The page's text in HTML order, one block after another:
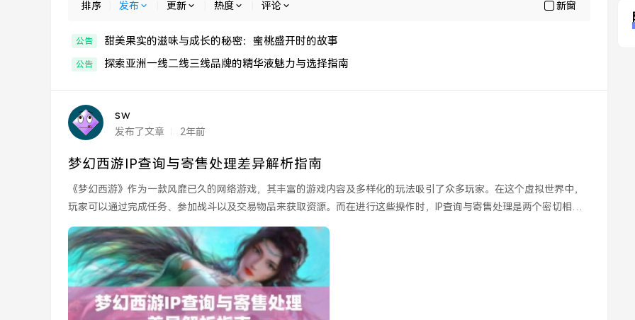
排序 发布 更新 热度 评论 新窗
公告 甜美果实的滋味与成长的秘密：蜜桃盛开时的故事
公告 探索亚洲一线二线三线品牌的精华液魅力与选择指南
sw
发布了文章 2年前
梦幻西游IP查询与寄售处理差异解析指南
《梦幻西游》作为一款风靡已久的网络游戏，其丰富的游戏内容及多样化的玩法吸引了众多玩家。在这个虚拟世界中，
玩家可以通过完成任务、参加战斗以及交易物品来获取资源。而在进行这些操作时，IP查询与寄售处理是两个密切相关
但又有所区别的...